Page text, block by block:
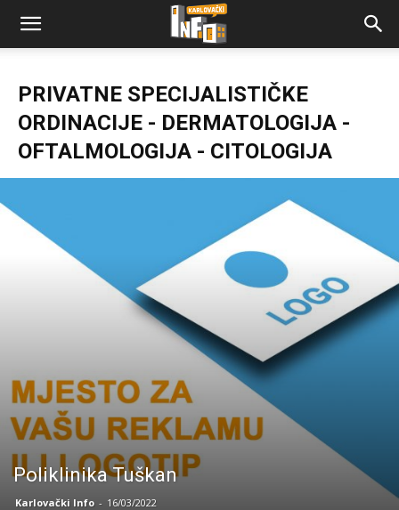
PRIVATNE SPECIJALISTIČKE
ORDINACIJE - DERMATOLOGIJA -
OFTALMOLOGIJA - CITOLOGIJA
Poliklinika Tuškan
Karlovački Info - 16/03/2022